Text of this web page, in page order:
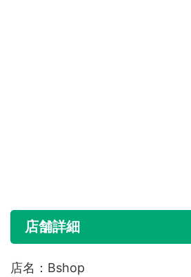
店舗詳細
店名：Bshop